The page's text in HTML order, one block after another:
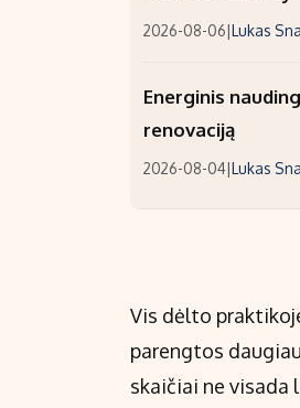
2026-08-06|Lukas
Energinis
renovaciją
2026-08-04|Lukas
Vis dėlto
parengtos
skaičiai ne